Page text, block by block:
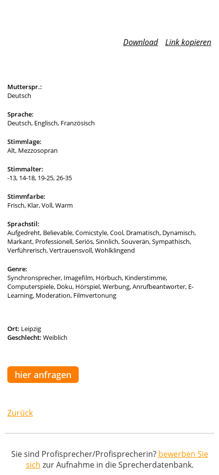
Ort: Leipzig
Geschlecht: Weiblich
hier anfragen
Zurück
Mutterspr.:
Deutsch
Sprache:
Deutsch, Englisch, Französisch
Stimmlage:
Alt, Mezzosopran
Stimmalter:
-13, 14-18, 19-25, 26-35
Stimmfarbe:
Frisch, Klar, Voll, Warm
Sprachstil:
Aufgedreht, Believable, Comicstyle, Cool, Dramatisch, Dynamisch,
Markant, Professionell, Seriös, Sinnlich, Souverän, Sympathisch,
Verführerisch, Vertrauensvoll, Wohlklingend
Genre:
Synchronsprecher, Imagefilm, Hörbuch, Kinderstimme,
Computerspiele, Doku, Hörspiel, Werbung, Anrufbeantworter, E-
Learning, Moderation, Filmvertonung
Download Link kopieren
Sie sind Profisprecher/Profisprecherin? bewerben Sie
sich zur Aufnahme in die Sprecherdatenbank.